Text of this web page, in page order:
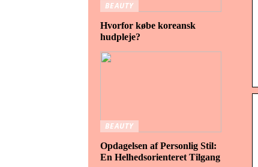
BEAUTY
Hvorfor købe koreansk
hudpleje?
BEAUTY
Opdagelsen af Personlig Stil:
En Helhedsorienteret Tilgang